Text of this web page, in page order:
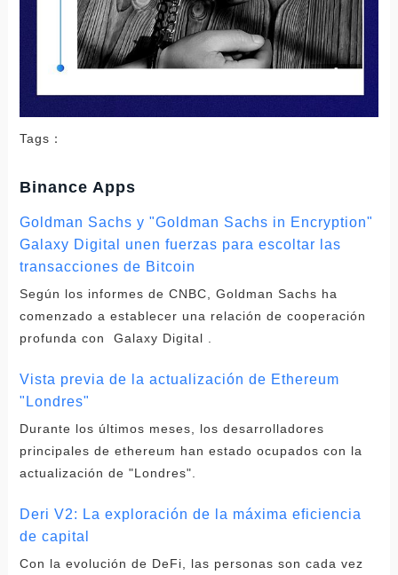
Tags：
Binance Apps
Goldman Sachs y "Goldman Sachs in Encryption"
Galaxy Digital unen fuerzas para escoltar las
transacciones de Bitcoin
Según los informes de CNBC, Goldman Sachs ha
comenzado a establecer una relación de cooperación
profunda con Galaxy Digital .
Vista previa de la actualización de Ethereum
"Londres"
Durante los últimos meses, los desarrolladores
principales de ethereum han estado ocupados con la
actualización de "Londres".
Deri V2: La exploración de la máxima eficiencia
de capital
Con la evolución de DeFi, las personas son cada vez